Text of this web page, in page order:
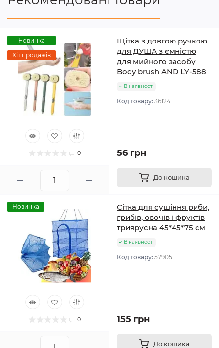
Новинка
Хіт продажів
0
Щітка з довгою ручкою
для ДУША з ємністю
для мийного засобу
Body brush AND LY-588
В наявності
Код товару: 36124
56 грн
До кошика
Новинка
0
Сітка для сушіння риби,
грибів, овочів і фруктів
триярусна 45*45*75 см
В наявності
Код товару: 57905
155 грн
До кошика